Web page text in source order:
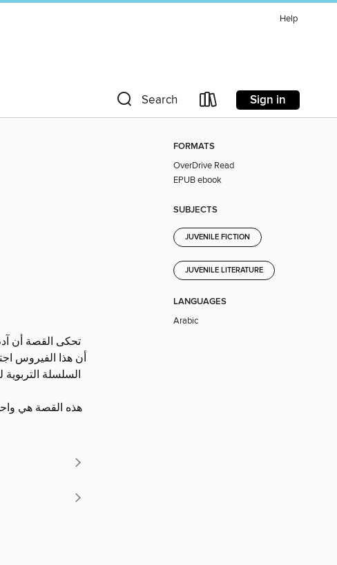
Help
Search Sign in
تحكى القصة أن
أن هذا الفيروس
السلسلة
هذه القصة هي
FORMATS
OverDrive Read
EPUB ebook
SUBJECTS
JUVENILE FICTION
JUVENILE LITERATURE
LANGUAGES
Arabic